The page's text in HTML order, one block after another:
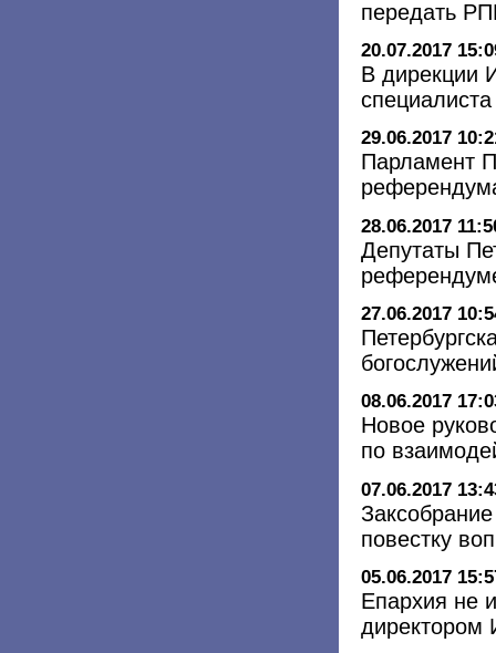
передать
20.07.2017
В дирекции
29.06.2017
Парламент
28.06.2017
Депутаты
27.06.2017
08.06.2017
Новое
по
07.06.2017
повестку
05.06.2017
Епархия не
директором